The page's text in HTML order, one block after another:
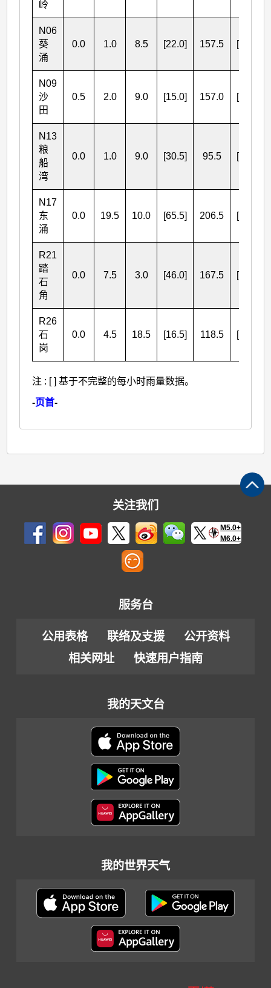
岭
N06
葵
涌
0.0 1.0 8.5 [22.0] 157.5 [16.5]
N09
沙
田
0.5 2.0 9.0 [15.0] 157.0 [13.0]
N13
粮
船
湾
0.0 1.0 9.0 [30.5] 95.5 [21.0]
N17
东
涌
0.0 19.5 10.0 [65.5] 206.5 [21.5]
R21
踏
石
角
0.0 7.5 3.0 [46.0] 167.5 [13.5]
R26
石
岗
0.0 4.5 18.5 [16.5] 118.5 [23.5]
注 : [ ] 基于不完整的每小时雨量数据。
-页首-
关注我们
M5.0+
M6.0+
服务台
公用表格 联络及支援
公开资料
相关网址
快速用户指南
我的天文台
我的世界天气